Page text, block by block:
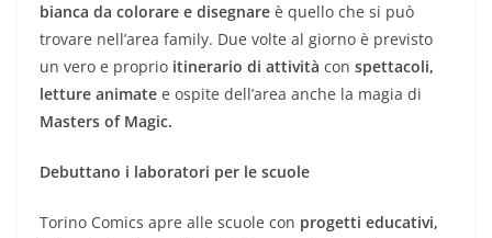
bianca da colorare e disegnare è quello che si può
trovare nell’area family. Due volte al giorno è previsto
un vero e proprio itinerario di attività con spettacoli,
letture animate e ospite dell’area anche la magia di
Masters of Magic.
Debuttano i laboratori per le scuole
Torino Comics apre alle scuole con progetti educativi,